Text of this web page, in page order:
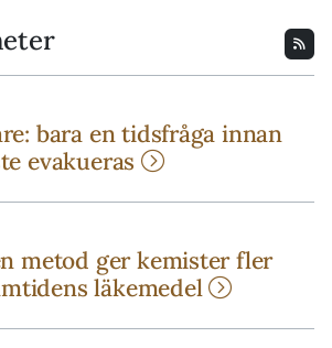
bara en tidsfråga innan
evakueras
metod ger kemister fler
läkemedel